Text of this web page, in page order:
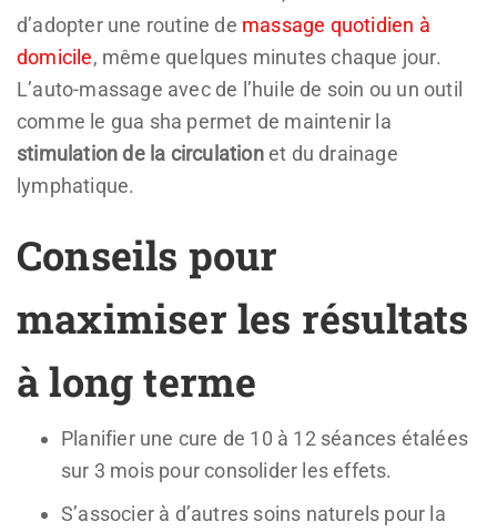
d’adopter une routine de massage quotidien à
domicile, même quelques minutes chaque jour.
L’auto-massage avec de l’huile de soin ou un outil
comme le gua sha permet de maintenir la
stimulation de la circulationet du drainage
lymphatique.
Conseils pour
maximiser les résultats
à long terme
Planifier une cure de 10 à 12 séances étalées
sur 3 mois pour consolider les effets.
S’associer à d’autres soins naturels pour la